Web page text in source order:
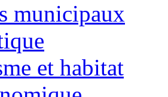
municipaux
et habitat